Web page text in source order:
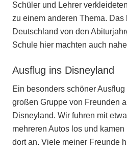
Schüler und Lehrer
zu einem anderen Thema.
Deutschland von den
Schule hier machten auch
Ausflug ins Disneyland
Ein besonders schöner
großen Gruppe von Freunden
Disneyland. Wir fuhren mit
mehreren Autos los und
dort an. Viele meiner Freunde